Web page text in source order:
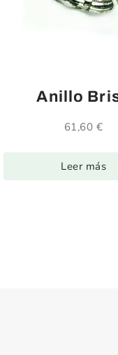
Anillo
61,60 €
Leer más